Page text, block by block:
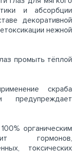
и абсорбции
декоративной
нежной
промыть тёплой
скраба
органическим
гормонов,
токсических